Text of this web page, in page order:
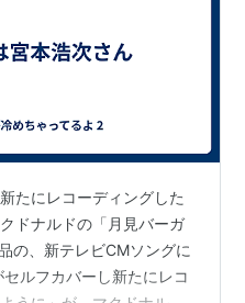
たにレコーディングした
ドナルドの「月見バーガ
の、新テレビCMソングに
ルフカバーし新たにレコ